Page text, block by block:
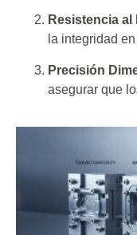
Resistencia al
la integridad
Precisión
asegurar que